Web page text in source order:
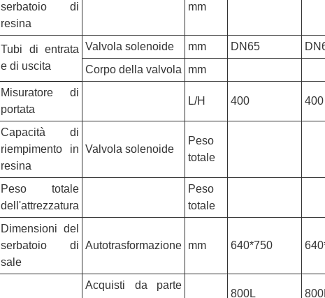
serbatoio di
resina
mm
Tubi di entrata
e di uscita
Valvola solenoide mm DN65
Corpo della valvola
mm
Misuratore di
portata
L/H 400 400
Capacità di
riempimento in
resina
Valvola solenoide
Peso
totale
Peso totale
dell'attrezzatura
Peso
totale
Dimensioni del
serbatoio di
sale
Autotrasformazione mm 640*750
Acquisti da parte
800L